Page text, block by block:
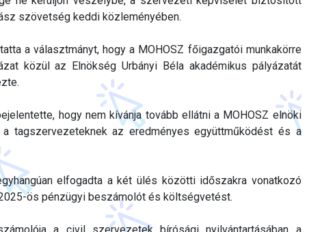
szövetség keddi közleményében.
a választmányt, hogy a MOHOSZ főigazgatói munkakörre
közül az Elnökség Urbányi Béla akadémikus pályázatát
hogy nem kívánja tovább ellátni a MOHOSZ elnöki
tagszervezeteknek az eredményes együttműködést és a
elfogadta a két ülés közötti időszakra vonatkozó
ös pénzügyi beszámolót és költségvetést.
a civil szervezetek bírósági nyilvántartásában a